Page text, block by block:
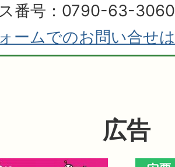
番号：0790-63-3060
ームでのお問い合せ
広告